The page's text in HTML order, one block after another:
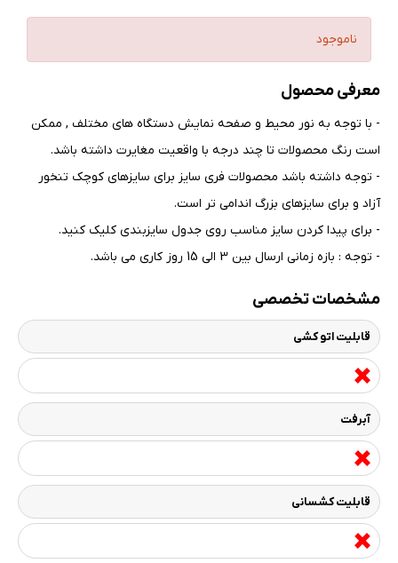
ناموجود
معرفی محصول
- با توجه به نور محیط و صفحه نمایش دستگاه های مختلف , ممکن
است رنگ محصولات تا چند درجه با واقعیت مغایرت داشته باشد.
- توجه داشته باشد محصولات فری سایز برای سایزهای کوچک تنخور
آزاد و برای سایزهای بزرگ اندامی تر است.
- برای پیدا کردن سایز مناسب روی جدول سایزبندی کلیک کنید.
- توجه : بازه زمانی ارسال بین 3 الی 15 روز کاری می باشد.
مشخصات تخصصی
قابلیت اتو کشی
آبرفت
قابلیت کشسانی